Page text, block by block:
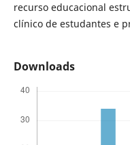
recurso educacional
clínico de estudantes e
Downloads